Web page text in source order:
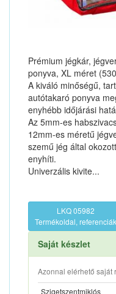
Prémium jégkár,
ponyva, XL méret
A kiváló minőségű,
autótakaró ponyva
enyhébb időjárási
Az 5mm-es
12mm-es méretű
szemű jég által
enyhíti.
Univerzális kivite...
LKQ 05982
Termékoldal, referenciák
Saját készlet
Azonnal elérhető saját
Szigetszentmiklós